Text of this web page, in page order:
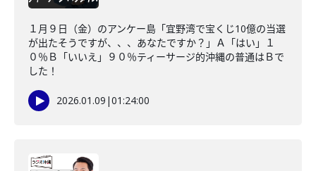
１月９日（金）のアンケー島「宜野湾で宝くじ10億の当選
が出たそうですが、、、あなたですか？」Ａ「はい」１
０％Ｂ「いいえ」９０％ティーサージ的沖縄の普通はＢで
した！
2026.01.09 |01:24:00